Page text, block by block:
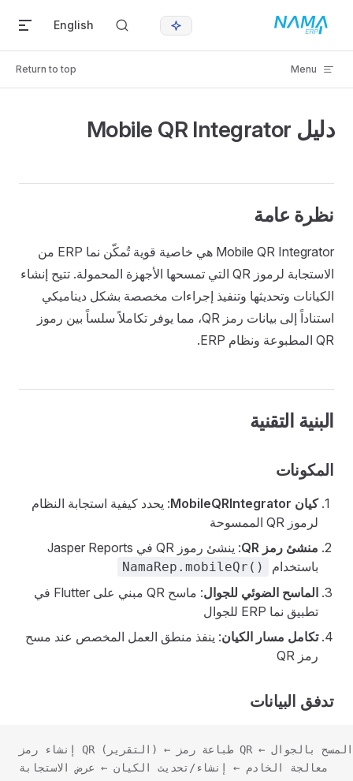
Skip to content
English
Menu
Return to top
دليل Mobile QR Integrator
نظرة عامة
Mobile QR Integrator هي خاصية قوية تُمكّن نما ERP من
الاستجابة لرموز QR التي تمسحها الأجهزة المحمولة. تتيح إنشاء
الكيانات وتحديثها وتنفيذ إجراءات مخصصة بشكل ديناميكي
استناداً إلى بيانات رمز QR، مما يوفر تكاملاً سلساً بين رموز
QR المطبوعة ونظام ERP.
البنية التقنية
المكونات
كيان MobileQRIntegrator
: يحدد كيفية استجابة النظام
لرموز QR الممسوحة
منشئ رمز QR
: ينشئ رموز QR في Jasper Reports
باستخدام
NamaRep.mobileQr()
الماسح الضوئي للجوال
: ماسح QR مبني على Flutter في
تطبيق نما ERP للجوال
تكامل مسار الكيان: ينفذ منطق العمل المخصص عند مسح
رمز QR
تدفق البيانات
معالجة الخادم ← إنشاء/تحديث الكيان ← عرض الاستجابة